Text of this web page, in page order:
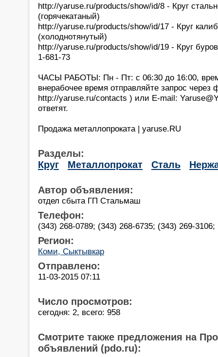
http://yaruse.ru/products/show/id/8 - Круг
(горячекатаный)
http://yaruse.ru/products/show/id/17 - Круг
(холоднотянутый)
http://yaruse.ru/products/show/id/19 - Круг
1-681-73
ЧАСЫ РАБОТЫ: Пн - Пт: с 06:30 до 16:00,
внерабочее время отправляйте запрос через
http://yaruse.ru/contacts ) или E-mail:
ответят.
Продажа металлопроката | yaruse.RU
Разделы:
Круг
Металлопрокат Сталь
Автор объявления:
отдел сбыта ГП Стальмаш
Телефон:
(343) 268-0789; (343) 268-6735; (343) 269-3106;
Регион:
Коми, Сыктывкар
Отправлено:
11-03-2015 07:11
Число просмотров:
сегодня: 2, всего: 958
Смотрите также предложения на
объявлений (pdo.ru):